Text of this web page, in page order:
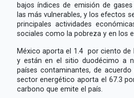
bajos índices de emisión de
las más vulnerables, y los efectos
principales actividades
sociales como la pobreza y en los
México aporta el 1.4 por ciento de
y están en el sitio duodécimo a
países contaminantes, de
sector energético aporta el 67.3
carbono que emite el país.